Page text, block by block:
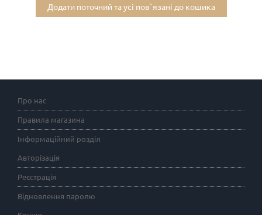
Додати поточний та усі пов`язані до кошика
Про нас
Правила магазина
Інформаційний розділ
Авторізація
Реєстрація
Відновлення паролю